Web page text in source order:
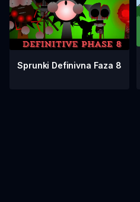
Sprunki Definivna Faza 8